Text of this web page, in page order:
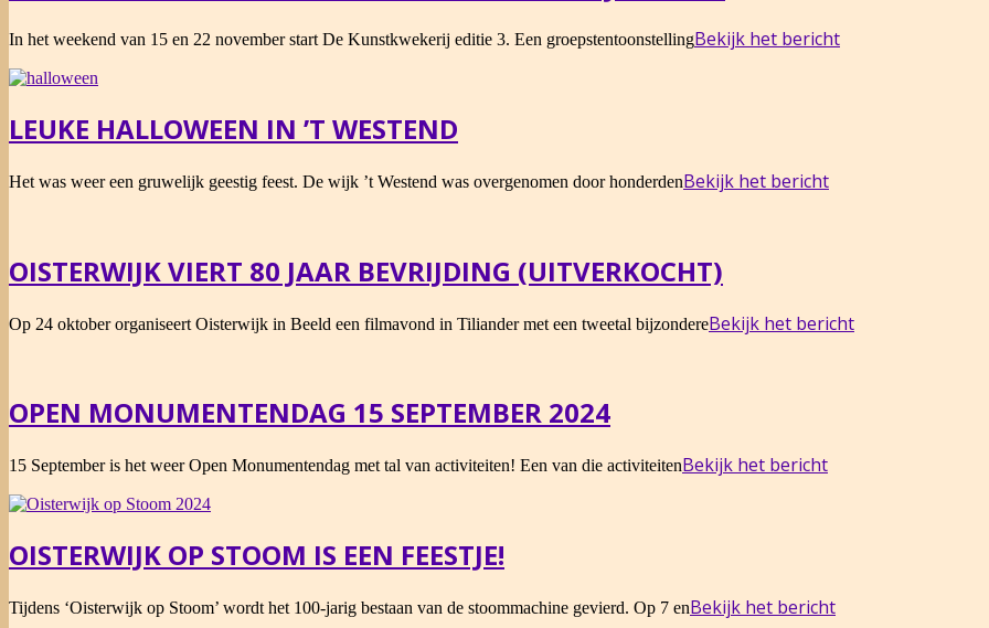
2024-
02
In het weekend van 15 en 22 november start De Kunstkwekerij editie 3. Een groepstentoonstellingBekijk het bericht
LEUKE HALLOWEEN IN ’T WESTEND
2024-
Het was weer een gruwelijk geestig feest. De wijk ’t Westend was overgenomen door honderdenBekijk het bericht
OISTERWIJK VIERT 80 JAAR BEVRIJDING (UITVERKOCHT)
2024-
09-
Op 24 oktober organiseert Oisterwijk in Beeld een filmavond in Tiliander met een tweetal bijzondereBekijk het bericht
OPEN MONUMENTENDAG 15 SEPTEMBER 2024
2024-
10
15 September is het weer Open Monumentendag met tal van activiteiten! Een van die activiteitenBekijk het bericht
OISTERWIJK OP STOOM IS EEN FEESTJE!
2024-
09-
Tijdens ‘Oisterwijk op Stoom’ wordt het 100-jarig bestaan van de stoommachine gevierd. Op 7 enBekijk het bericht